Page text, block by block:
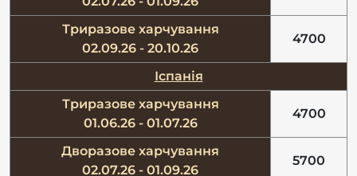
Триразове харчування
02.09.26 - 20.10.26
4700
Іспанія
Триразове харчування
01.06.26 - 01.07.26
4700
Дворазове харчування
02.07.26 - 01.09.26
5700